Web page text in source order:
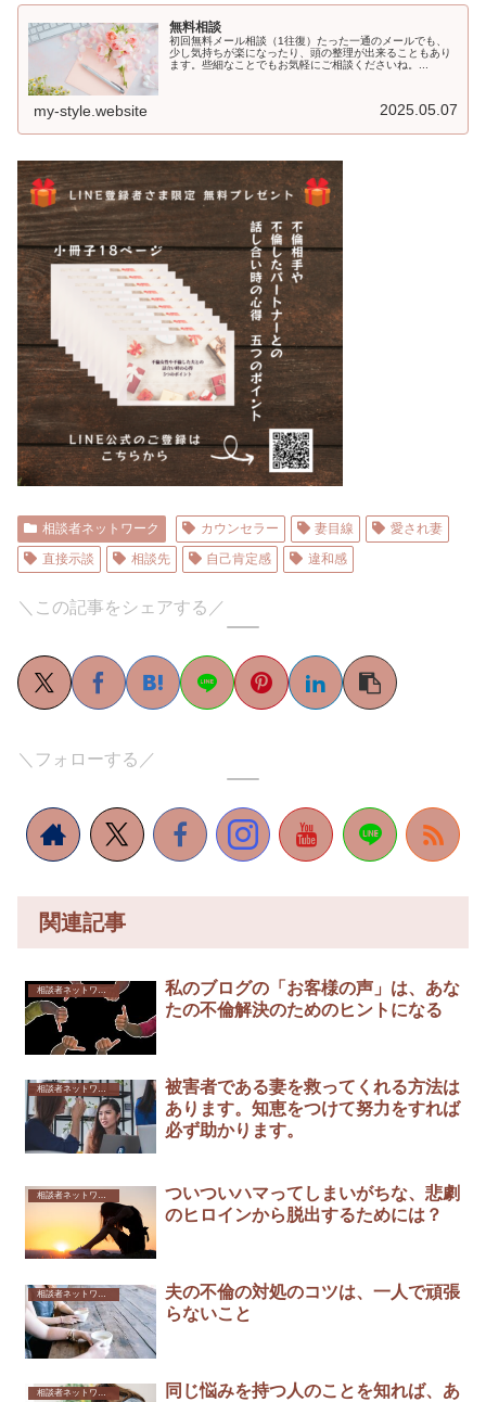
無料相談
初回無料メール相談（1往復）たった一通のメールでも、
少し気持ちが楽になったり、頭の整理が出来ることもあり
ます。些細なことでもお気軽にご相談くださいね。...
my-style.website 2025.05.07
相談者ネットワーク カウンセラー 妻目線
愛され妻
直接示談
相談先 自己肯定感 違和感
＼この記事をシェアする／
＼フォローする／
関連記事
私のブログの「お客様の声」は、あな
たの不倫解決のためのヒントになる
相談者ネットワーク
被害者である妻を救ってくれる方法は
あります。知恵をつけて努力をすれば
必ず助かります。
ついついハマってしまいがちな、悲劇
のヒロインから脱出するためには？
夫の不倫の対処のコツは、一人で頑張
らないこと
相談者ネットワーク
同じ悩みを持つ人のことを知れば、あ